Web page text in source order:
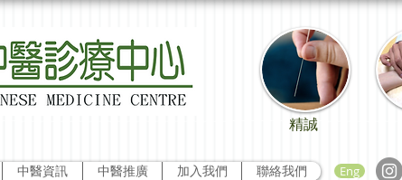
精誠
中醫資訊 中醫推廣 加入我們 聯絡我們 Eng